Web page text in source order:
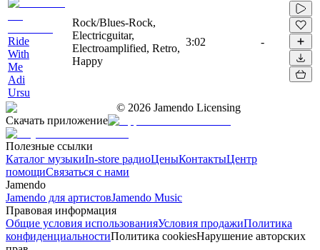
Ride
With
Me
Adi
Ursu
Rock/Blues-Rock,
Electricguitar,
Electroamplified, Retro,
Happy
3:02 -
© 2026 Jamendo Licensing
Скачать приложение
Полезные ссылки
Каталог музыкиIn-store радиоЦеныКонтактыЦентр
помощиСвязаться с нами
Jamendo
Jamendo для артистовJamendo Music
Правовая информация
Общие условия использованияУсловия продажиПолитика
конфиденциальностиПолитика cookiesНарушение авторских